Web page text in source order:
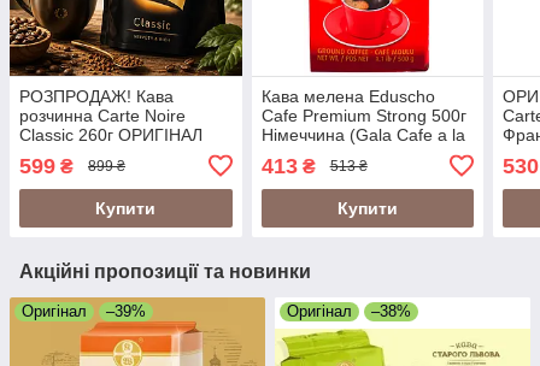
РОЗПРОДАЖ! Кава
розчинна Carte Noire
Classic 260г ОРИГІНАЛ
599 ₴ 899 ₴
Купити
Кава мелена Eduscho
Cafe Premium Strong 500г
Німеччина (Gala Cafe a la
500g)
413₴ 513 ₴
Купити
530
Акційні пропозиції та новинки
Оригінал –39% Оригінал –38%